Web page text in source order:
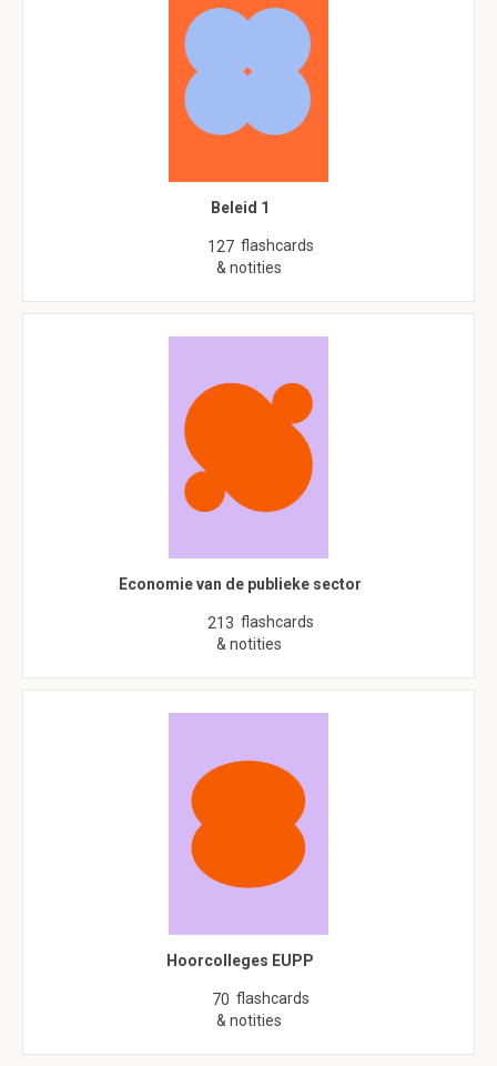
Beleid 1
127 flashcards
& notities
Economie van de publieke sector
213 flashcards
& notities
Hoorcolleges EUPP
70 flashcards
& notities